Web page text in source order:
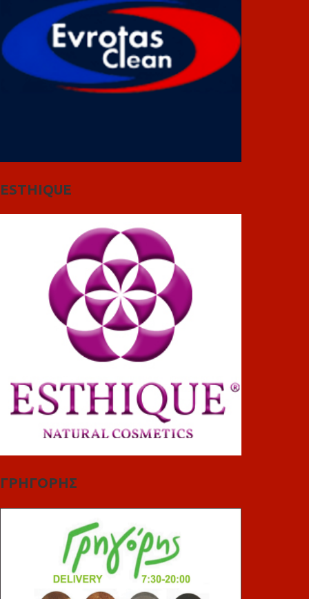
ESTHIQUE
ΓΡΗΓΟΡΗΣ